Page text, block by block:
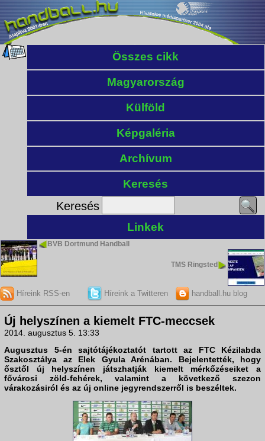
Összes cikk
Magyarország
Külföld
Képgaléria
Archívum
Keresés
Keresés
Linkek
BVB Dortmund Handball
TMS Ringsted
Híreink RSS-en Híreink a Twitteren handball.hu blog
Új helyszínen a kiemelt FTC-meccsek
2014. augusztus 5. 13:33
Augusztus 5-én sajtótájékoztatót tartott az FTC Kézilabda
Szakosztálya az Elek Gyula Arénában. Bejelentették, hogy
ősztől új helyszínen játszhatják kiemelt mérkőzéseiket a
fővárosi zöld-fehérek, valamint a következő szezon
várakozásiról és az új online jegyrendszerről is beszéltek.